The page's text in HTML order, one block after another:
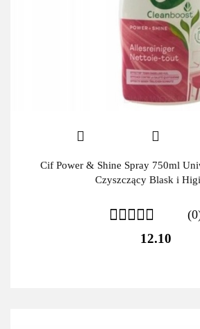
Cif Power & Shine Spray 750ml
Czyszczący Blask i
12.10